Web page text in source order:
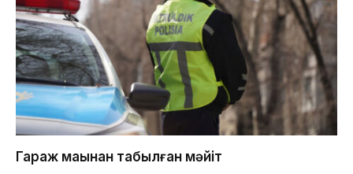
Гараж маңынан табылған мәйіт